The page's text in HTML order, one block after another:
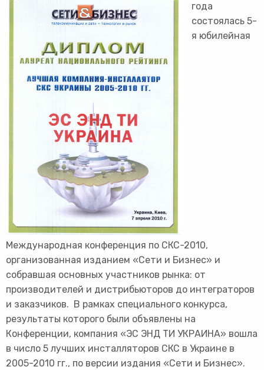
года
состоялась 5-
я юбилейная
Международная конференция по СКС-2010,
организованная изданием «Сети и Бизнес» и
собравшая основных участников рынка: от
производителей и дистрибьюторов до интеграторов
и заказчиков. В рамках специального конкурса,
результаты которого были объявлены на
Конференции, компания «ЭС ЭНД ТИ УКРАИНА» вошла
в число 5 лучших инсталляторов СКС в Украине в
2005-2010 гг., по версии издания «Сети и Бизнес».